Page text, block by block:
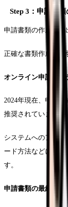
Step 3：申請書類
申請書類の作成と提
正確な書類作成と適
オンライン申請シス
2024年現在、申請
推奨されています。
システムへのアク
ード方法などについ
す。
申請書類の最終確認